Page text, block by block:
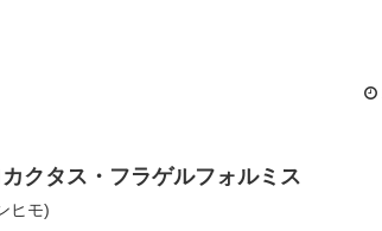
クタス・フラゲルフォルミス
ヒモ)